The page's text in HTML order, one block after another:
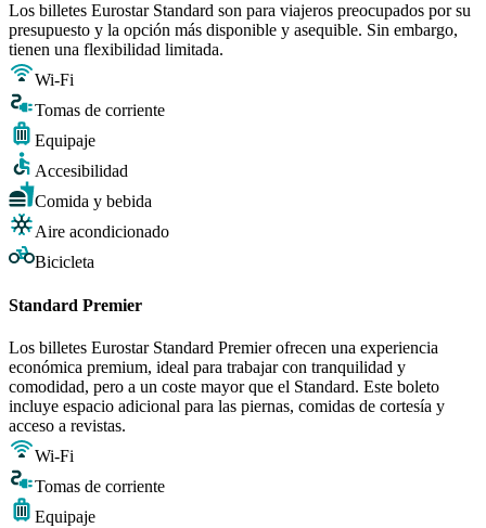
Los billetes Eurostar Standard son para viajeros preocupados por su
presupuesto y la opción más disponible y asequible. Sin embargo,
tienen una flexibilidad limitada.
Wi-Fi
Tomas de corriente
Equipaje
Accesibilidad
Comida y bebida
Aire acondicionado
Bicicleta
Standard Premier
Los billetes Eurostar Standard Premier ofrecen una experiencia
económica premium, ideal para trabajar con tranquilidad y
comodidad, pero a un coste mayor que el Standard. Este boleto
incluye espacio adicional para las piernas, comidas de cortesía y
acceso a revistas.
Wi-Fi
Tomas de corriente
Equipaje